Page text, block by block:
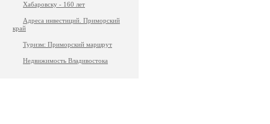
Хабаровску - 160 лет
Адреса инвестиций. Приморский
край
Туризм: Приморский маршрут
Недвижимость Владивостока